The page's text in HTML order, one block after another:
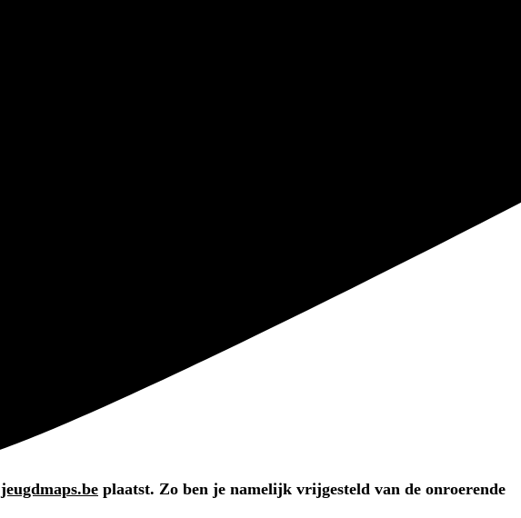
jeugdmaps.be plaatst. Zo ben je namelijk vrijgesteld van de onroerende